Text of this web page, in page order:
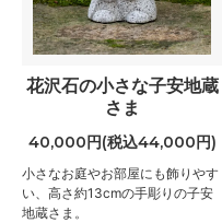
花沢石の小さな子安地蔵
さま
40,000円(税込44,000円)
小さなお庭やお部屋にも飾りやす
い、高さ約13cmの手彫りの子安
地蔵さま。